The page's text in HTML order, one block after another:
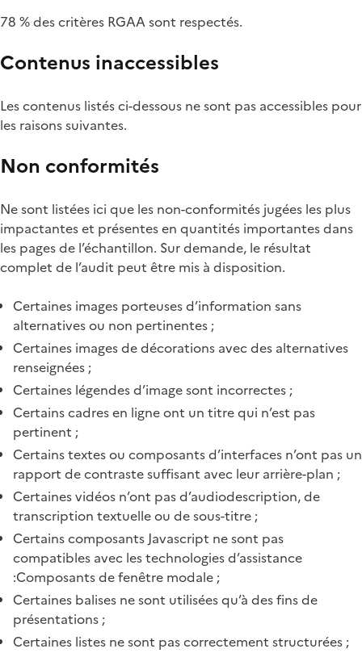
78 % des critères RGAA sont respectés.
Contenus inaccessibles
Les contenus listés ci-dessous ne sont pas accessibles pour
les raisons suivantes.
Non conformités
Ne sont listées ici que les non-conformités jugées les plus
impactantes et présentes en quantités importantes dans
les pages de l’échantillon. Sur demande, le résultat
complet de l’audit peut être mis à disposition.
Certaines images porteuses d’information sans
alternatives ou non pertinentes ;
Certaines images de décorations avec des alternatives
renseignées ;
Certaines légendes d’image sont incorrectes ;
Certains cadres en ligne ont un titre qui n’est pas
pertinent ;
Certains textes ou composants d’interfaces n’ont pas un
rapport de contraste suffisant avec leur arrière-plan ;
Certaines vidéos n’ont pas d’audiodescription, de
transcription textuelle ou de sous-titre ;
Certains composants Javascript ne sont pas
compatibles avec les technologies d’assistance
:Composants de fenêtre modale ;
Certaines balises ne sont utilisées qu’à des fins de
présentations ;
Certaines listes ne sont pas correctement structurées ;